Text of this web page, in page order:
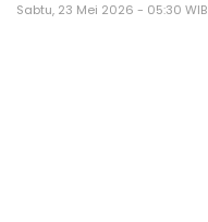
Sabtu, 23 Mei 2026 - 05:30 WIB